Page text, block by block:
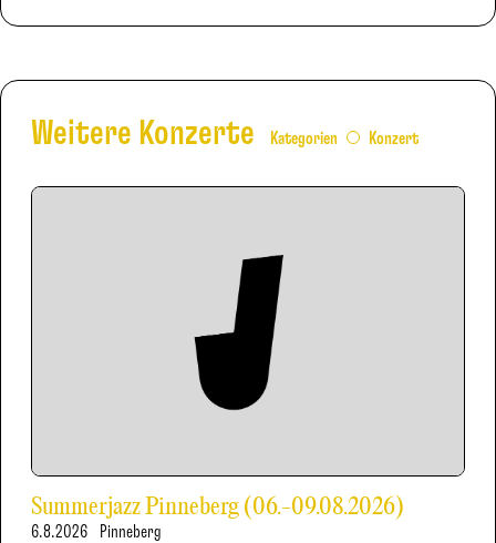
Weitere Konzerte Kategorien Konzert
Summerjazz Pinneberg (06.-09.08.2026)
6.8.2026 Pinneberg